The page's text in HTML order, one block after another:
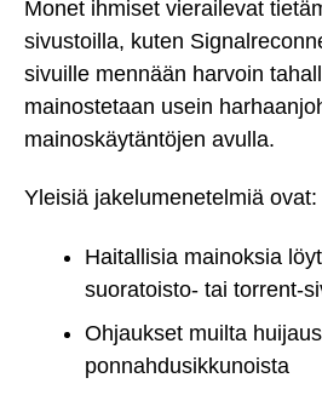
Monet ihmiset vierailevat
sivustoilla, kuten
sivuille mennään harvoin
mainostetaan usein
mainoskäytäntöjen avulla.
Yleisiä jakelumenetelmiä ovat:
Haitallisia mainoksia
suoratoisto- tai torrent-
Ohjaukset muilta
ponnahdusikkunoista